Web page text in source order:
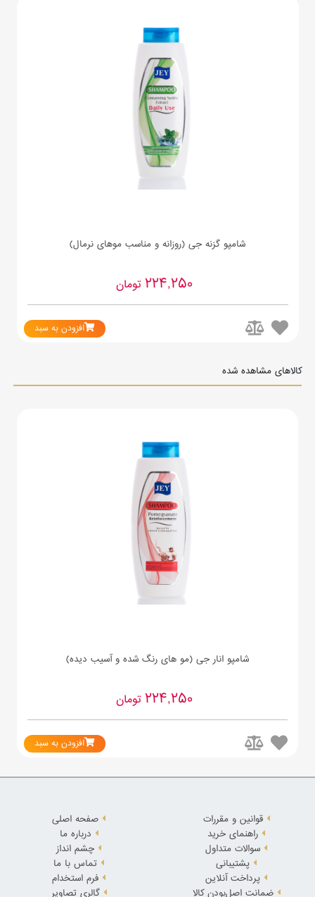
شامپو گزنه جی (روزانه و مناسب موهای نرمال)
224,250تومان
افزودن به سبد
کالاهای مشاهده شده
شامپو انار جی (مو های رنگ شده و آسیب دیده)
224,250تومان
افزودن به سبد
قوانین و مقررات
راهنمای خرید
سوالات متداول
پشتیبانی
پرداخت آنلاین
ضمانت اصل‌بودن کالا
صفحه اصلی
درباره ما
چشم انداز
تماس با ما
فرم استخدام
گالری تصاویر